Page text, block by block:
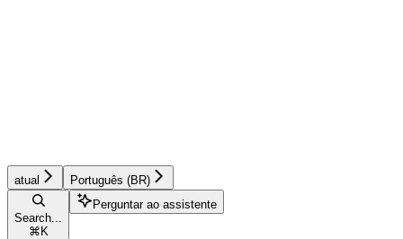
atual Português (BR)
Search...
⌘ K
Perguntar ao assistente